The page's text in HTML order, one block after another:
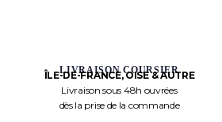
LIVRAISON COURSIER
ÎLE-DE-FRANCE, OISE & AUTRE
Livraison sous 48h ouvrées
dès la prise de la commande